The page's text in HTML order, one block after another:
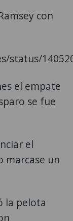
con
el empate
se fue
el
marcase un
la pelota